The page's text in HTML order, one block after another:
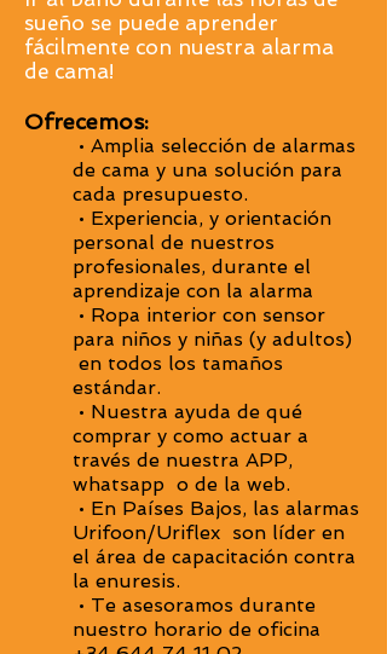
sueño se puede aprender
fácilmente con nuestra alarma
de cama!
​Ofrecemos:
• Amplia selección de alarmas
de cama y una solución para
cada presupuesto.
• Experiencia, y orientación
personal de nuestros
profesionales, durante el
aprendizaje con la alarma
• Ropa interior con sensor
para niños y niñas (y adultos)
en todos los tamaños
estándar.
• Nuestra ayuda de qué
comprar y como actuar a
través de nuestra APP,
whatsapp o de la web.
• En Países Bajos, las alarmas
Urifoon/Uriflex son líder en
el área de capacitación contra
la enuresis.
• Te asesoramos durante
nuestro horario de oficina